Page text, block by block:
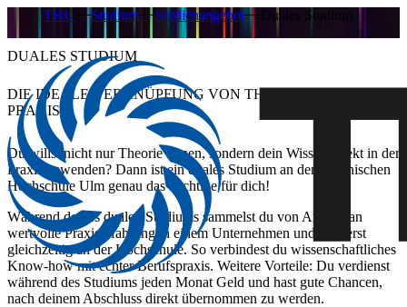
THU Studium Studienangebot Duales Studium
DUALES STUDIUM
DIE IDEALE VERKNÜPFUNG VON THEORIE UND
PRAXIS
Du willst nicht nur Theorie lernen, sondern dein Wissen direkt in der
Praxis anwenden? Dann ist ein duales Studium an der Technischen
Hochschule Ulm genau das Richtige für dich!
Während deines dualen Studiums sammelst du von Anfang an
wertvolle Praxiserfahrung in einem Unternehmen und studierst
gleichzeitig an der Hochschule. So verbindest du wissenschaftliches
Know-how mit echter Berufspraxis. Weitere Vorteile: Du verdienst
während des Studiums jeden Monat Geld und hast gute Chancen,
nach deinem Abschluss direkt übernommen zu werden.